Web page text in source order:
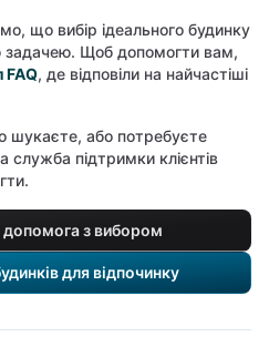
що вибір ідеального будинку
задачею. Щоб допомогти вам,
FAQ, де відповіли на найчастіші
шукаєте, або потребуєте
служба підтримки клієнтів
допомога з вибором
для відпочинку